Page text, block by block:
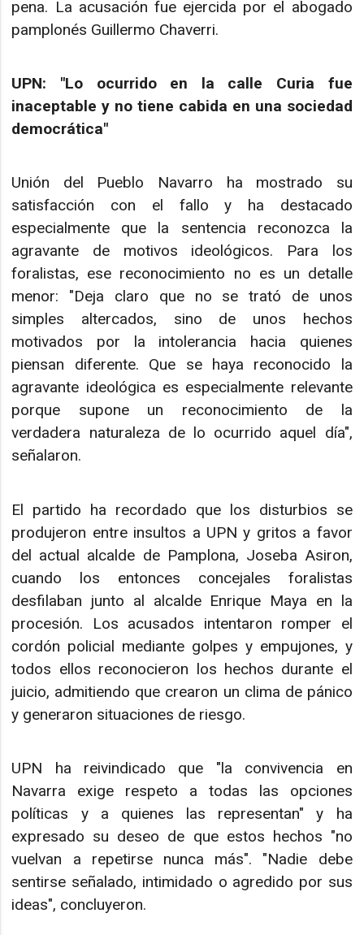
pena. La acusación fue ejercida por el abogado
pamplonés Guillermo Chaverri.
UPN: "Lo ocurrido en la calle Curia fue
inaceptable y no tiene cabida en una sociedad
democrática"
Unión del Pueblo Navarro ha mostrado su
satisfacción con el fallo y ha destacado
especialmente que la sentencia reconozca la
agravante de motivos ideológicos. Para los
foralistas, ese reconocimiento no es un detalle
menor: "Deja claro que no se trató de unos
simples altercados, sino de unos hechos
motivados por la intolerancia hacia quienes
piensan diferente. Que se haya reconocido la
agravante ideológica es especialmente relevante
porque supone un reconocimiento de la
verdadera naturaleza de lo ocurrido aquel día",
señalaron.
El partido ha recordado que los disturbios se
produjeron entre insultos a UPN y gritos a favor
del actual alcalde de Pamplona, Joseba Asiron,
cuando los entonces concejales foralistas
desfilaban junto al alcalde Enrique Maya en la
procesión. Los acusados intentaron romper el
cordón policial mediante golpes y empujones, y
todos ellos reconocieron los hechos durante el
juicio, admitiendo que crearon un clima de pánico
y generaron situaciones de riesgo.
UPN ha reivindicado que "la convivencia en
Navarra exige respeto a todas las opciones
políticas y a quienes las representan" y ha
expresado su deseo de que estos hechos "no
vuelvan a repetirse nunca más". "Nadie debe
sentirse señalado, intimidado o agredido por sus
ideas", concluyeron.